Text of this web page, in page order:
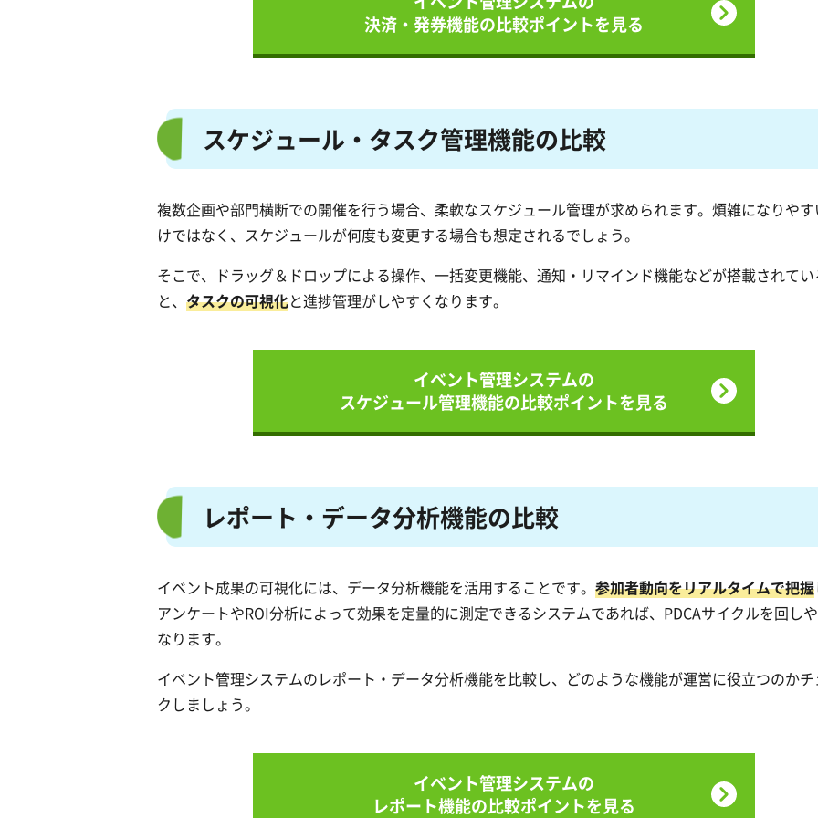
決済・発券機能の比較ポイントを見る
スケジュール・タスク管理機能の比較
複数企画や部門横断での開催を行う場合、柔軟なスケジュール管理が求められます。煩雑になりや
けではなく、スケジュールが何度も変更する場合も想定されるでしょう。
そこで、ドラッグ＆ドロップによる操作、一括変更機能、通知・リマインド機能などが搭載されて
と、 タスクの可視化と進捗管理がしやすくなります。
イベント管理システムの
スケジュール管理機能の比較ポイントを見る
レポート・データ分析機能の比較
イベント成果の可視化には、データ分析機能を活用することです。 参加者動向をリアルタイムで把握
アンケートやROI分析によって効果を定量的に測定できるシステムであれば、PDCAサイクルを回し
なります。
イベント管理システムのレポート・データ分析機能を比較し、どのような機能が運営に役立つのか
クしましょう。
イベント管理システムの
レポート機能の比較ポイントを見る